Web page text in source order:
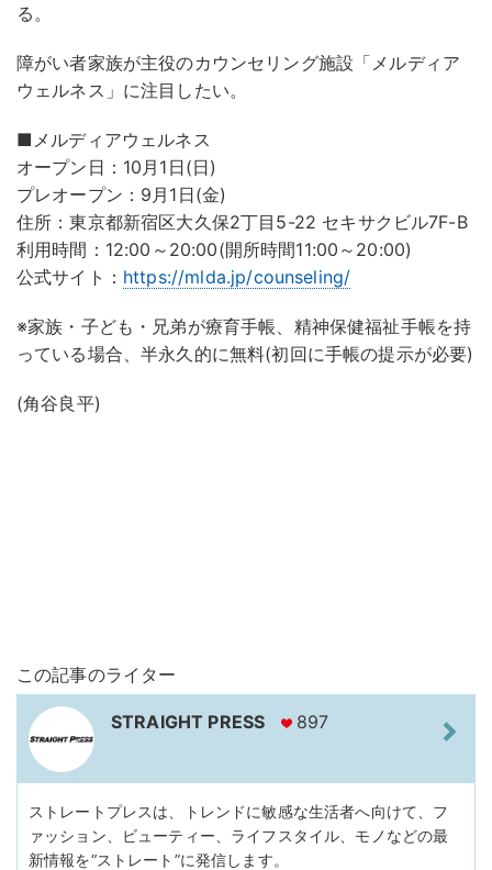
る。
障がい者家族が主役のカウンセリング施設「メルディア
ウェルネス」に注目したい。
■メルディアウェルネス
オープン日：10月1日(日)
プレオープン：9月1日(金)
住所：東京都新宿区大久保2丁目5-22 セキサクビル7F-B
利用時間：12:00～20:00(開所時間11:00～20:00)
公式サイト： https://mlda.jp/counseling/
※家族・子ども・兄弟が療育手帳、精神保健福祉手帳を持
っている場合、半永久的に無料(初回に手帳の提示が必要)
(角谷良平)
この記事のライター
STRAIGHT PRESS 897
ストレートプレスは、トレンドに敏感な生活者へ向けて、フ
ァッション、ビューティー、ライフスタイル、モノなどの最
新情報を“ストレート”に発信します。